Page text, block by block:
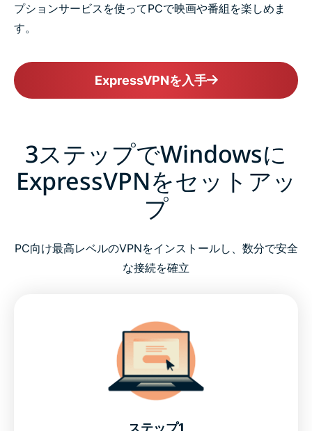
プションサービスを使ってPCで映画や番組を楽しめま
す。
ExpressVPNを入手
3ステップでWindowsに
ExpressVPNをセットアッ
プ
PC向け最高レベルのVPNをインストールし、数分で安全
な接続を確立
ステップ1